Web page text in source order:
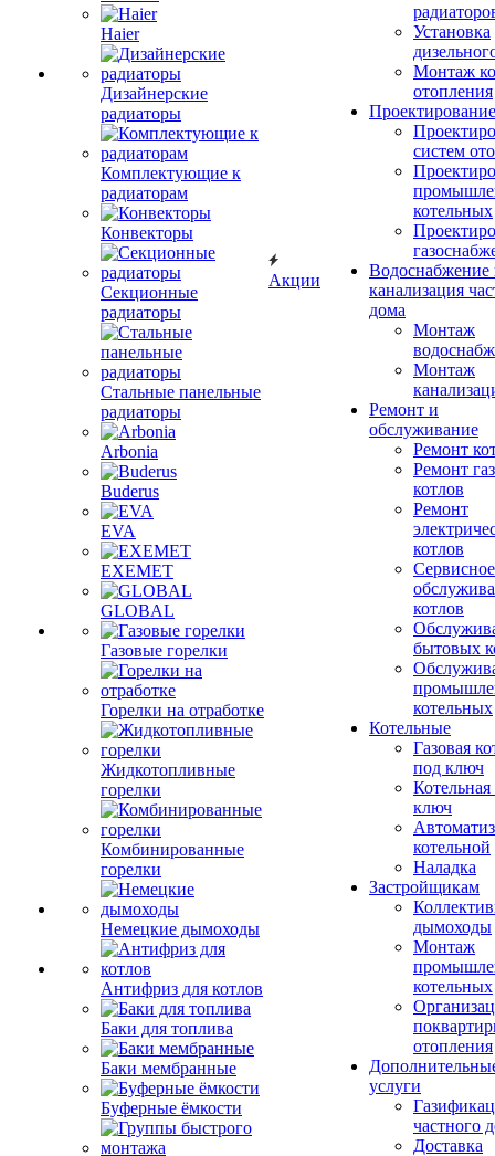
Haier
Дизайнерские
радиаторы
Комплектующие к
радиаторам
Конвекторы
Секционные
радиаторы
Стальные панельные
радиаторы
Arbonia
Buderus
EVA
EXEMET
GLOBAL
Газовые горелки
Горелки на отработке
Жидкотопливные
горелки
Комбинированные
горелки
Немецкие дымоходы
Антифриз для котлов
Баки для топлива
Баки мембранные
Буферные ёмкости
Акции
Установка
Монтаж
отопления
Проектирование
систем
котельных
Водоснабжение
канализация
дома
Монтаж
Монтаж
Ремонт и
обслуживание
Ремонт
Ремонт
котлов
Ремонт
котлов
Сервисное
котлов
бытовых
котельных
Котельные
Газовая
под ключ
ключ
котельной
Наладка
Застройщикам
дымоходы
Монтаж
котельных
отопления
услуги
частного
Доставка